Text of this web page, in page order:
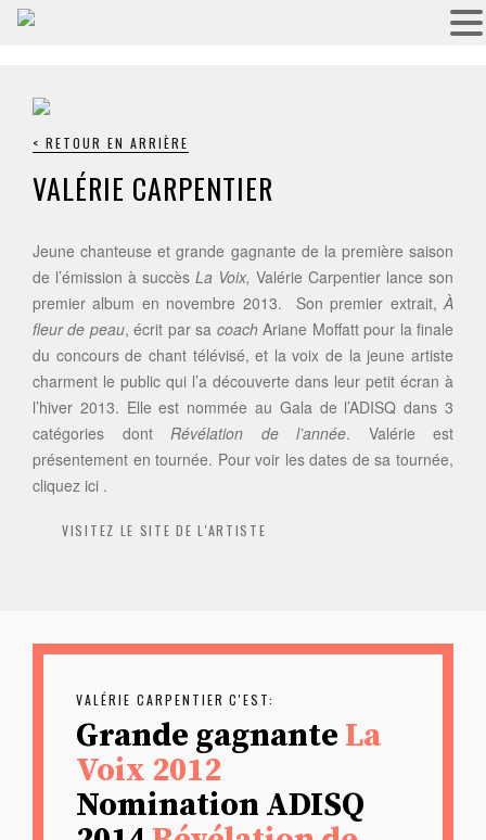
< RETOUR EN ARRIÈRE
VALÉRIE CARPENTIER
Jeune chanteuse et grande gagnante de la première saison
de l’émission à succès La Voix, Valérie Carpentier lance son
premier album en novembre 2013. Son premier extrait,À
fleur de peau, écrit par sa coachAriane Moffatt pour la finale
du concours de chant télévisé, et la voix de la jeune artiste
charment le public qui l’a découverte dans leur petit écran à
l’hiver 2013. Elle est nommée au Gala de l’ADISQ dans 3
catégories dont Révélation de l’année. Valérie est
présentement en tournée. Pour voir les dates de sa tournée,
cliquez ici .
VISITEZ LE SITE DE L'ARTISTE
VALÉRIE CARPENTIER C'EST:
Grande gagnante La
Voix 2012
Nomination ADISQ